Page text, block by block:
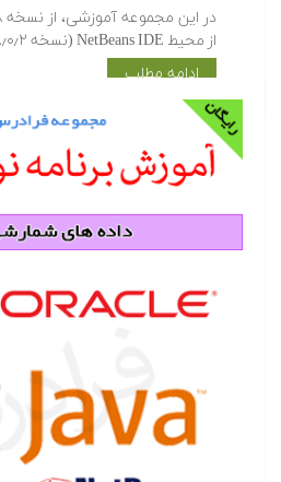
از محیط NetBeans IDE (نسخه ۸٫۰٫۲) برای پیاده…
ادامه مطلب